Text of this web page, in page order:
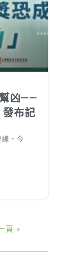
凶——
發布記
，今
頁 »